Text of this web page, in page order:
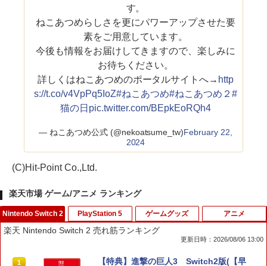
す。
ねこあつめらしさを更にパワーアップさせた要
素をご用意しています。
今後も情報をお届けしてきますので、楽しみに
お待ちください。
詳しくはねこあつめのポータルサイトへ→ http
s://t.co/v4VpPq5IoZ#ねこあつめ#ねこあつめ２ #
猫の日 pic.twitter.com/BEpkEoRQh4
— ねこあつめ公式 (@nekoatsume_tw)February 22,
2024
(C)Hit-Point Co.,Ltd.
楽天市場 ゲーム/アニメ ランキング
Nintendo Switch 2
楽天 Nintendo Switch 2 売れ筋ランキング
更新日時：2026/08/06 13:00
1
【特典】進撃の巨人3 Switch2版(【早
PlayStation 5 ゲームグッズ アニメ